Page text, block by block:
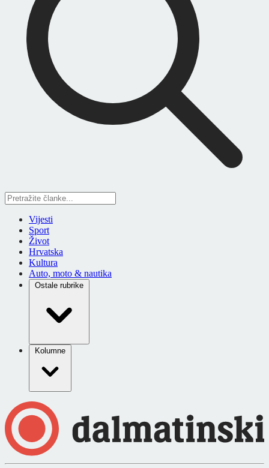
Vijesti
Sport
Život
Hrvatska
Kultura
Auto, moto & nautika
Ostale rubrike
Kolumne